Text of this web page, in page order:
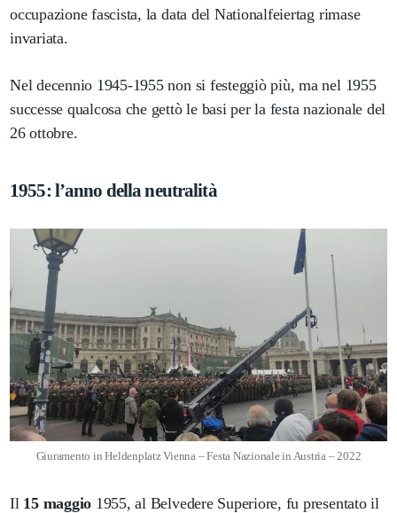
occupazione fascista, la data del Nationalfeiertag rimase
invariata.
Nel decennio 1945-1955 non si festeggiò più, ma nel 1955
successe qualcosa che gettò le basi per la festa nazionale del
26 ottobre.
1955: l’anno della neutralità
Giuramento in Heldenplatz Vienna – Festa Nazionale in Austria – 2022
Il 15 maggio 1955, al Belvedere Superiore, fu presentato il